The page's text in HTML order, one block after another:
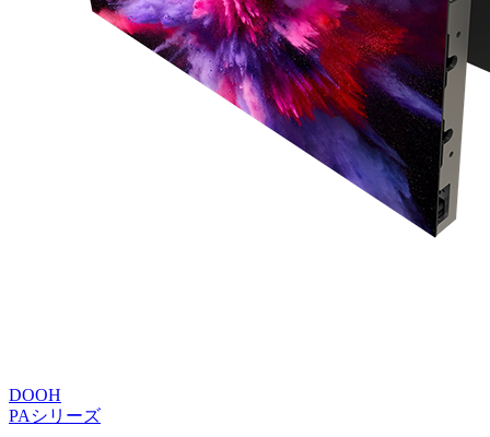
DOOH
PAシリーズ